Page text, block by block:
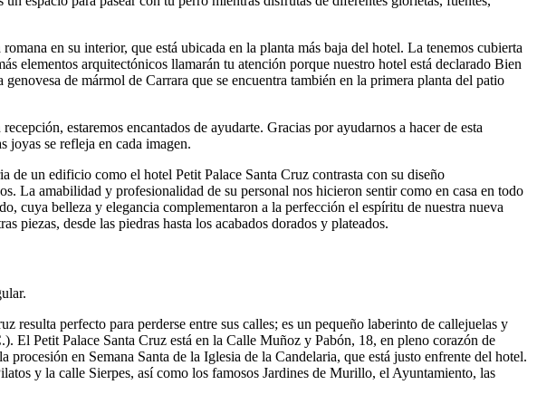
en su interior, que está ubicada en la planta más baja del hotel. La tenemos cubierta
elementos arquitectónicos llamarán tu atención porque nuestro hotel está declarado Bien
de mármol de Carrara que se encuentra también en la primera planta del patio
estaremos encantados de ayudarte. Gracias por ayudarnos a hacer de esta
joyas se refleja en cada imagen.
un edificio como el hotel Petit Palace Santa Cruz contrasta con su diseño
La amabilidad y profesionalidad de su personal nos hicieron sentir como en casa en todo
cuya belleza y elegancia complementaron a la perfección el espíritu de nuestra nueva
piezas, desde las piedras hasta los acabados dorados y plateados.
perfecto para perderse entre sus calles; es un pequeño laberinto de callejuelas y
El Petit Palace Santa Cruz está en la Calle Muñoz y Pabón, 18, en pleno corazón de
en Semana Santa de la Iglesia de la Candelaria, que está justo enfrente del hotel.
y la calle Sierpes, así como los famosos Jardines de Murillo, el Ayuntamiento, las